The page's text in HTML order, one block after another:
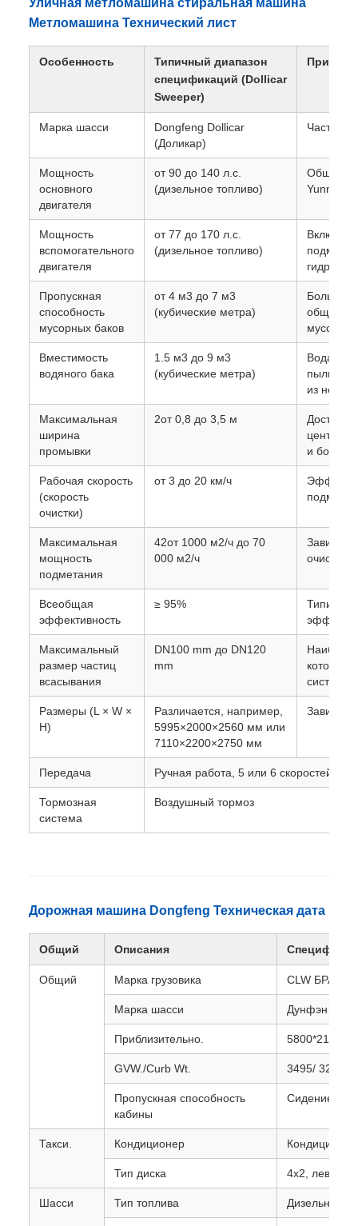
Уличная метломашина стиральная машина
Метломашина Технический лист
Особенность
Типичный диапазон
спецификаций (Dollicar
Sweeper)
Марка шасси
Dongfeng Dollicar
(Доликар)
Часто
Мощность
основного
двигателя
от 90 до 140 л.с.
(дизельное топливо)
Общие
Yunnei,
Мощность
вспомогательного
двигателя
от 77 до 170 л.с.
(дизельное топливо)
Пропускная
способность
мусорных баков
от 4 м3 до 7 м3
(кубические метра)
Большие
общую
мусор).
Вместимость
водяного бака
1.5 м3 до 9 м3
(кубические метра)
Вода
пыли и
из
Максимальная
ширина
промывки
2от 0,8 до 3,5 м
и
Рабочая скорость
(скорость
очистки)
от 3 до 20 км/ч
Максимальная
мощность
подметания
42от 1000 м2/ч до 70
000 м2/ч
Зависит
очистки.
Всеобщая
эффективность
≥ 95%
Максимальный
размер частиц
всасывания
DN100 mm до DN120
mm
который
система.
Размеры (L × W ×
H)
Различается, например,
5995×2000×2560 мм или
7110×2200×2750 мм
Зависит
Передача Ручная работа, 5 или 6 скоростей
Тормозная
система
Воздушный тормоз
Дорожная машина Dongfeng Техническая дата
Общий Описания
Общий Марка грузовика CLW БРАНД
Марка шасси Дунфэн
Приблизительно.
GVW./Curb Wt. 3495/ 3200 кг
Пропускная способность
кабины
Сидение для
Такси. Кондиционер
Тип диска 4х2, левый
Шасси Тип топлива Дизельное